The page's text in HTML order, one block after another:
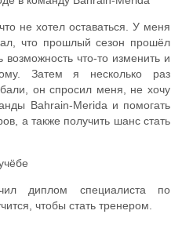
не хотел оставаться. У меня
что прошлый сезон прошёл
что-то изменить и
Затем я несколько раз
он спросил меня, не хочу
Bahrain-Merida и помогать
а также получить шанс стать
диплом специалиста по
чтобы стать тренером.